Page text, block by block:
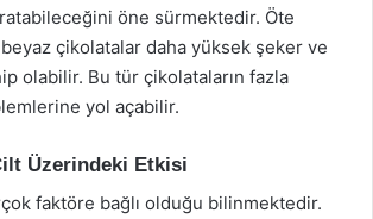
öne sürmektedir. Öte
çikolatalar daha yüksek şeker ve
olabilir. Bu tür çikolataların fazla
yol açabilir.
Üzerindeki Etkisi
faktöre bağlı olduğu bilinmektedir.